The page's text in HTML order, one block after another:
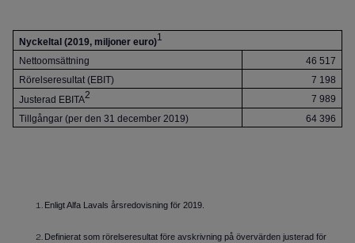
Nyckeltal (2019, miljoner euro)1
Nettoomsättning
46 517
Rörelseresultat (EBIT)
7 198
Justerad EBITA2
7 989
Tillgångar (per den 31 december 2019)
64 396
Enligt Alfa Lavals årsredovisning för 2019.
Definierat som rörelseresultat före avskrivning på övervärden justerad för